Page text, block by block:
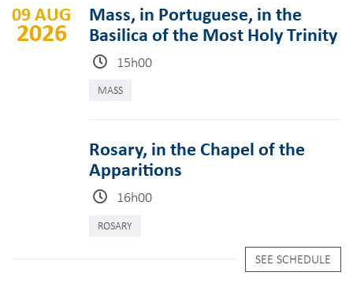
09 AUG
2026
Mass, in Portuguese, in the
Basilica of the Most Holy Trinity
15h00
MASS
Rosary, in the Chapel of the
Apparitions
16h00
ROSARY
SEE SCHEDULE